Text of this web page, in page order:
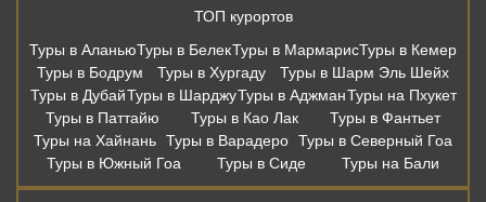
ТОП курортов
Туры в АланьюТуры в БелекТуры в МармарисТуры в Кемер
Туры в Бодрум
Туры в Хургаду
Туры в Шарм Эль Шейх
Туры в ДубайТуры в ШарджуТуры в АджманТуры на Пхукет
Туры в Паттайю
Туры в Као Лак
Туры в Фантьет
Туры на Хайнань Туры в Варадеро Туры в Северный Гоа
Туры в Южный Гоа
Туры в Сиде Туры на Бали